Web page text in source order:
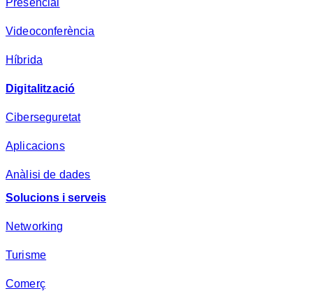
a
*
Presencial
Videoconferència
Híbrida
Digitalització
Ciberseguretat
Aplicacions
Anàlisi de dades
Solucions i serveis
Networking
Turisme
Comerç